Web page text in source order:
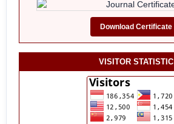
Download Certificate
VISITOR STATISTIC